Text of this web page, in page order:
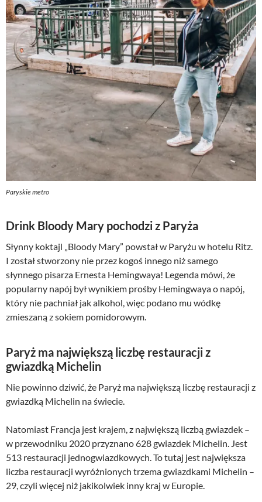
Paryskie metro
Drink Bloody Mary pochodzi z Paryża
Słynny koktajl „Bloody Mary” powstał w Paryżu w hotelu Ritz.
I został stworzony nie przez kogoś innego niż samego
słynnego pisarza Ernesta Hemingwaya! Legenda mówi, że
popularny napój był wynikiem prośby Hemingwaya o napój,
który nie pachniał jak alkohol, więc podano mu wódkę
zmieszaną z sokiem pomidorowym.
Paryż ma największą liczbę restauracji z
gwiazdką Michelin
Nie powinno dziwić, że Paryż ma największą liczbę restauracji z
gwiazdką Michelin na świecie.
Natomiast Francja jest krajem, z największą liczbą gwiazdek –
w przewodniku 2020 przyznano 628 gwiazdek Michelin. Jest
513 restauracji jednogwiazdkowych. To tutaj jest największa
liczba restauracji wyróżnionych trzema gwiazdkami Michelin –
29, czyli więcej niż jakikolwiek inny kraj w Europie.